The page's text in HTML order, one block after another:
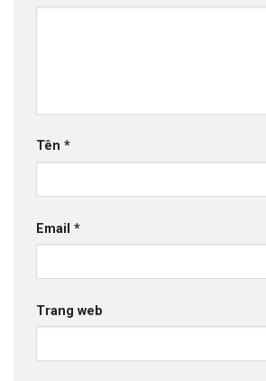
Tên *
Email *
Trang web